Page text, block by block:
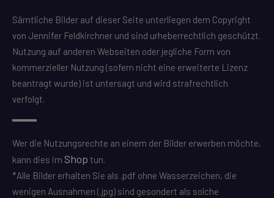
Sämtliche Bilder auf dieser Seite unterliegen dem Copyright
von Jennifer Feldkirchner und sind urheberrechtlich geschützt.
Nutzung auf anderen Webseiten oder jegliche Form von
kommerzieller Nutzung (sofern nicht eine erweiterte Lizenz
beantragt wurde) ist untersagt und wird strafrechtlich
verfolgt.
Wer die Nutzungsrechte an einem der Bilder erwerben möchte,
kann dies im Shop tun.
*Alle Bilder erhalten Sie als .pdf ohne Wasserzeichen, die
wenigen Ausnahmen (.jpg) sind gesondert als solche